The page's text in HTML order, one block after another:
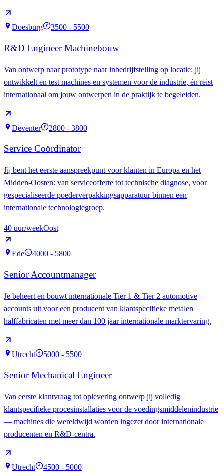
Doesburg € 3500 - 5500
R&D Engineer Machinebouw
Van ontwerp naar prototype naar inbedrijfstelling op locatie: jij
ontwikkelt en test machines en systemen voor de industrie, én reist
internationaal om jouw ontwerpen in de praktijk te begeleiden.
Deventer € 2800 - 3800
Service Coördinator
Jij bent het eerste aanspreekpunt voor klanten in Europa en het
Midden-Oosten: van serviceofferte tot technische diagnose, voor
gespecialiseerde poederverpakkingsapparatuur binnen een
internationale technologiegroep.
40 uur/weekOost
Ede € 4000 - 5800
Senior Accountmanager
Je beheert en bouwt internationale Tier 1 & Tier 2 automotive
accounts uit voor een producent van klantspecifieke metalen
halffabricaten met meer dan 100 jaar internationale marktervaring.
Utrecht € 5000 - 5500
Senior Mechanical Engineer
Van eerste klantvraag tot oplevering ontwerp jij volledig
klantspecifieke procesinstallaties voor de voedingsmiddelenindustrie
— machines die wereldwijd worden ingezet door internationale
producenten en R&D-centra.
Utrecht € 4500 - 5000